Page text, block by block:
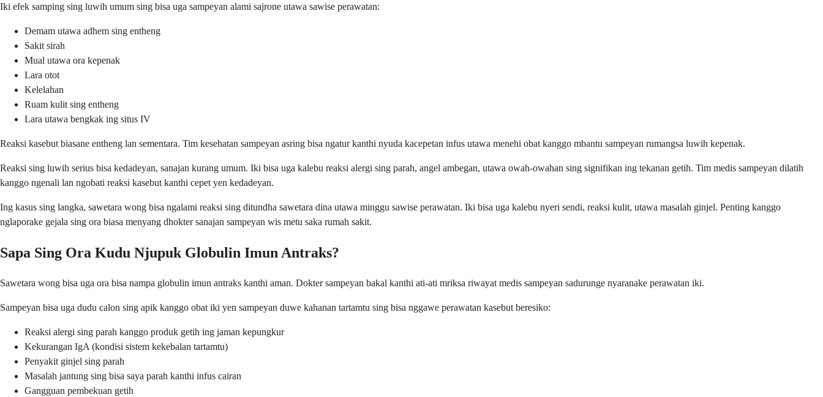
Iki efek samping sing luwih umum sing bisa uga sampeyan alami sajrone utawa sawise perawatan:
Demam utawa adhem sing entheng
Sakit sirah
Mual utawa ora kepenak
Lara otot
Kelelahan
Ruam kulit sing entheng
Lara utawa bengkak ing situs IV
Reaksi kasebut biasane entheng lan sementara. Tim kesehatan sampeyan asring bisa ngatur kanthi nyuda kacepetan infus utawa menehi obat kanggo mbantu sampeyan rumangsa luwih kepenak.
Reaksi sing luwih serius bisa kedadeyan, sanajan kurang umum. Iki bisa uga kalebu reaksi alergi sing parah, angel ambegan, utawa owah-owahan sing signifikan ing tekanan getih. Tim medis sampeyan dilatih
kanggo ngenali lan ngobati reaksi kasebut kanthi cepet yen kedadeyan.
Ing kasus sing langka, sawetara wong bisa ngalami reaksi sing ditundha sawetara dina utawa minggu sawise perawatan. Iki bisa uga kalebu nyeri sendi, reaksi kulit, utawa masalah ginjel. Penting kanggo
nglaporake gejala sing ora biasa menyang dhokter sanajan sampeyan wis metu saka rumah sakit.
Sapa Sing Ora Kudu Njupuk Globulin Imun Antraks?
Sawetara wong bisa uga ora bisa nampa globulin imun antraks kanthi aman. Dokter sampeyan bakal kanthi ati-ati mriksa riwayat medis sampeyan sadurunge nyaranake perawatan iki.
Sampeyan bisa uga dudu calon sing apik kanggo obat iki yen sampeyan duwe kahanan tartamtu sing bisa nggawe perawatan kasebut beresiko:
Reaksi alergi sing parah kanggo produk getih ing jaman kepungkur
Kekurangan IgA (kondisi sistem kekebalan tartamtu)
Penyakit ginjel sing parah
Masalah jantung sing bisa saya parah kanthi infus cairan
Gangguan pembekuan getih